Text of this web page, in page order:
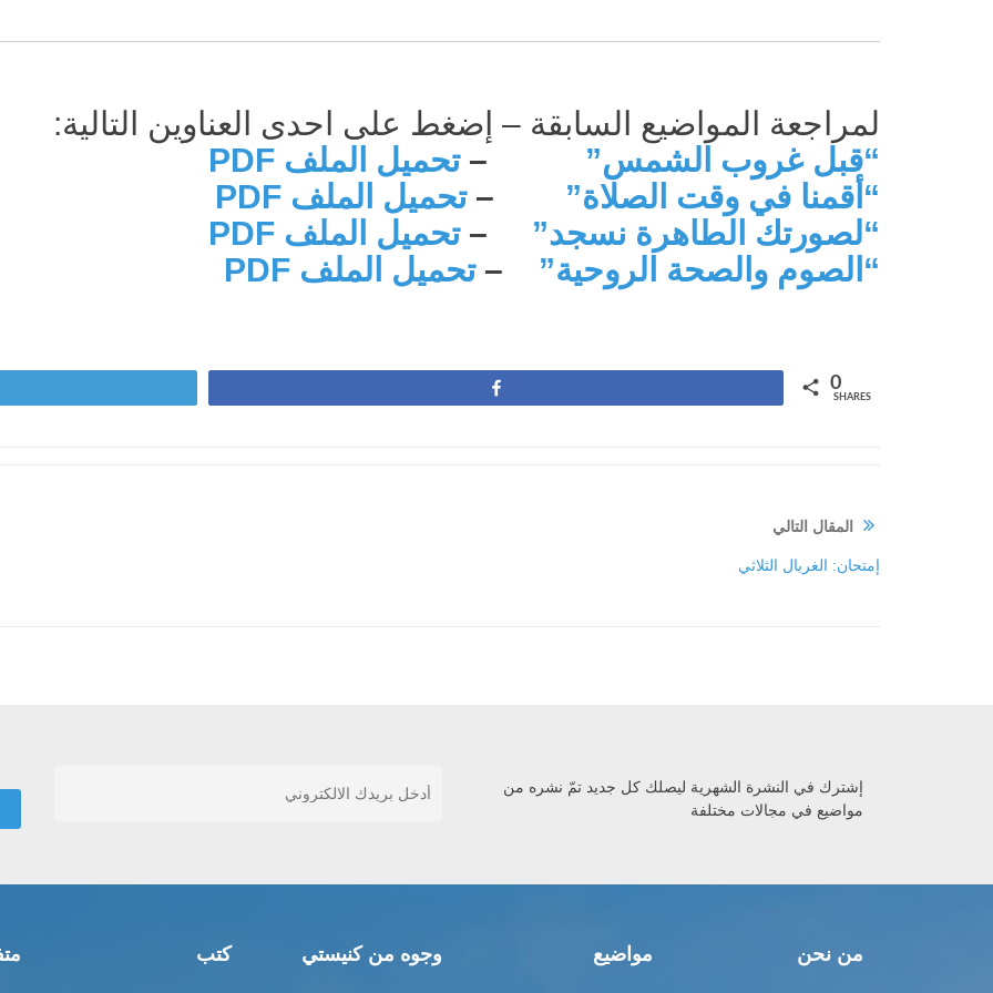
لمراجعة المواضيع السابقة – إضغط على احدى العناوين التالية:
“قبل غروب الشمس” –تحميل الملف PDF
“أقمنا في وقت الصلاة” –تحميل الملف PDF
“لصورتك الطاهرة نسجد” –تحميل الملف PDF
“الصوم والصحة الروحية” –تحميل الملف PDF
0
SHARES
المقال التالي
إمتحان: الغربال الثلاثي
إشترك في النشرة الشهرية ليصلك كل جديد تمّ نشره من
مواضيع في مجالات مختلفة
من نحن مواضيع وجوه من كنيستي كتب